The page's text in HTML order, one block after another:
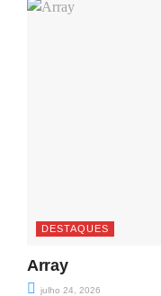
DESTAQUES
Array
julho 24, 2026